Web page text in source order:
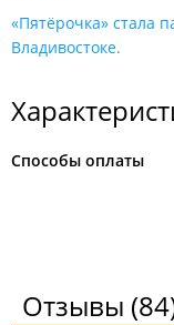
«Пятёрочка» стала
Владивостоке.
Способы оплаты
Отзывы